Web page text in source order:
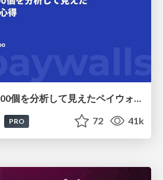
世界の人気アプリ100個を分析して見えたペイウォール設計の心得
PRO 72 41k